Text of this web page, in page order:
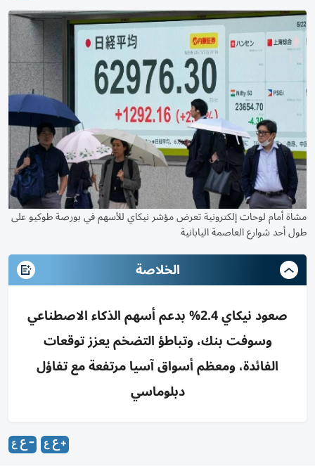
مشاة أمام لوحات إلكترونية تعرض مؤشر نيكاي للأسهم في بورصة طوكيو على
طول أحد شوارع العاصمة اليابانية
الخلاصة
صعود نيكاي 2.4% بدعم أسهم الذكاء الاصطناعي
وسوفت بنك، وتباطؤ التضخم يعزز توقعات
الفائدة، ومعظم أسواق آسيا مرتفعة مع تفاؤل
دبلوماسي